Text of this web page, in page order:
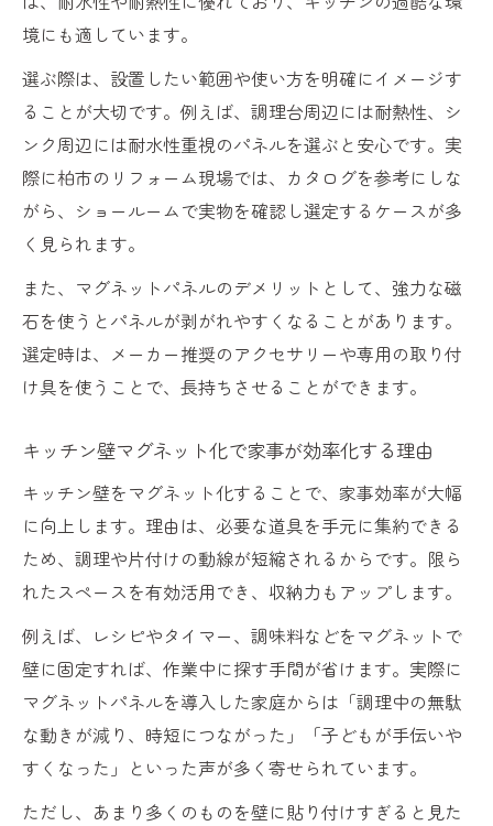
境にも適しています。
選ぶ際は、設置したい範囲や使い方を明確にイメージす
ることが大切です。例えば、調理台周辺には耐熱性、シ
ンク周辺には耐水性重視のパネルを選ぶと安心です。実
際に柏市のリフォーム現場では、カタログを参考にしな
がら、ショールームで実物を確認し選定するケースが多
く見られます。
また、マグネットパネルのデメリットとして、強力な磁
石を使うとパネルが剥がれやすくなることがあります。
選定時は、メーカー推奨のアクセサリーや専用の取り付
け具を使うことで、長持ちさせることができます。
キッチン壁マグネット化で家事が効率化する理由
キッチン壁をマグネット化することで、家事効率が大幅
に向上します。理由は、必要な道具を手元に集約できる
ため、調理や片付けの動線が短縮されるからです。限ら
れたスペースを有効活用でき、収納力もアップします。
例えば、レシピやタイマー、調味料などをマグネットで
壁に固定すれば、作業中に探す手間が省けます。実際に
マグネットパネルを導入した家庭からは「調理中の無駄
な動きが減り、時短につながった」「子どもが手伝いや
すくなった」といった声が多く寄せられています。
ただし、あまり多くのものを壁に貼り付けすぎると見た